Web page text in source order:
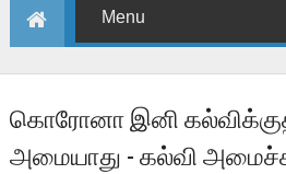
கொரோனா இனி
அமையாது - கல்வி